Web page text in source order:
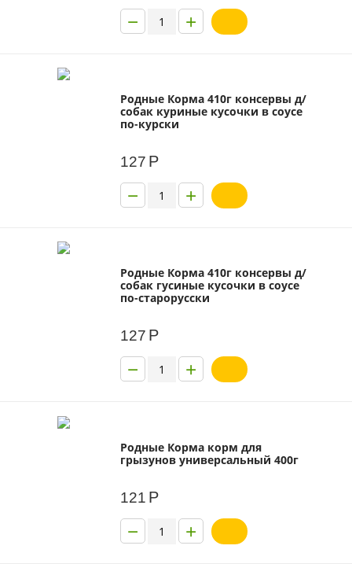
+
−
Родные Корма 410г консервы д/
собак куриные кусочки в соусе
по-курски
127 Р
+
−
Родные Корма 410г консервы д/
собак гусиные кусочки в соусе
по-старорусски
127 Р
+
−
Родные Корма корм для
грызунов универсальный 400г
121 Р
+
−